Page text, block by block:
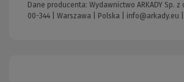
Dane producenta: Wydawnictwo ARKADY Sp. z
00-344 | Warszawa | Polska | info@arkady.eu